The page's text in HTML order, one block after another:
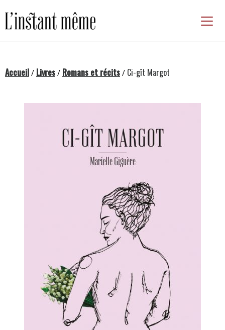
au
contenu
Accueil/ Livres/ Romans et récits/ Ci-gît Margot